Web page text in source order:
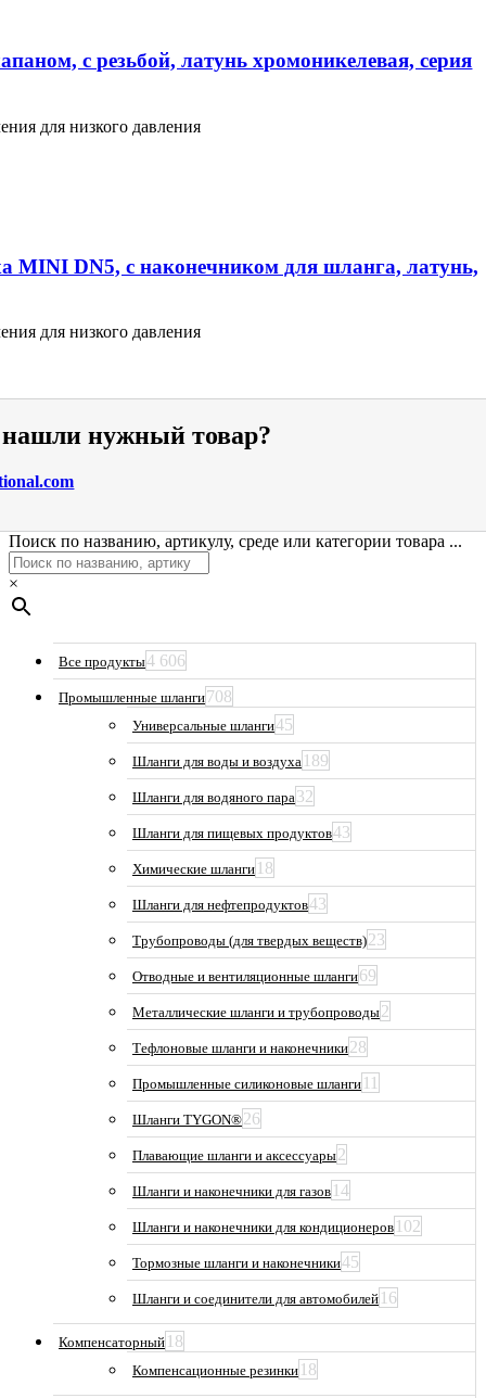
с резьбой, латунь хромоникелевая, серия
для низкого давления
MINI DN5, с наконечником для шланга, латунь,
для низкого давления
нужный товар?
Поиск по названию, артикулу, среде или категории товара ...
×
Все продукты4 606
Промышленные шланги708
Универсальные шланги45
Шланги для воды и воздуха 189
Шланги для водяного пара32
Шланги для пищевых продуктов43
Химические шланги 18
Шланги для нефтепродуктов43
Трубопроводы (для твердых веществ)23
Отводные и вентиляционные шланги69
Металлические шланги и трубопроводы2
Тефлоновые шланги и наконечники28
Промышленные силиконовые шланги 11
Шланги TYGON®26
Плавающие шланги и аксессуары2
Шланги и наконечники для газов 14
Шланги и наконечники для кондиционеров 102
Тормозные шланги и наконечники45
Шланги и соединители для автомобилей 16
Компенсаторный 18
Компенсационные резинки 18